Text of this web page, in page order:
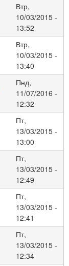
Втр,
10/03/2015 -
13:52
Втр,
10/03/2015 -
13:40
Пнд,
11/07/2016 -
12:32
Пт,
13/03/2015 -
13:00
Пт,
13/03/2015 -
12:49
Пт,
13/03/2015 -
12:41
Пт,
13/03/2015 -
12:34